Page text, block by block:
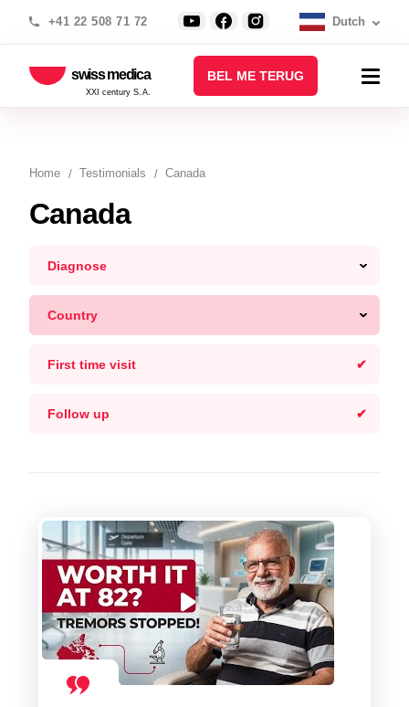
+41 22 508 71 72 Dutch
swiss medica
XXI century S.A.
BEL ME TERUG
Home Testimonials Canada
Canada
Diagnose
Country
First time visit
Follow up